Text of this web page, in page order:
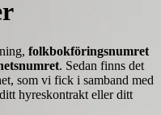
folkbokföringsnumret
. Sedan finns det
som vi fick i samband med
hyreskontrakt eller ditt